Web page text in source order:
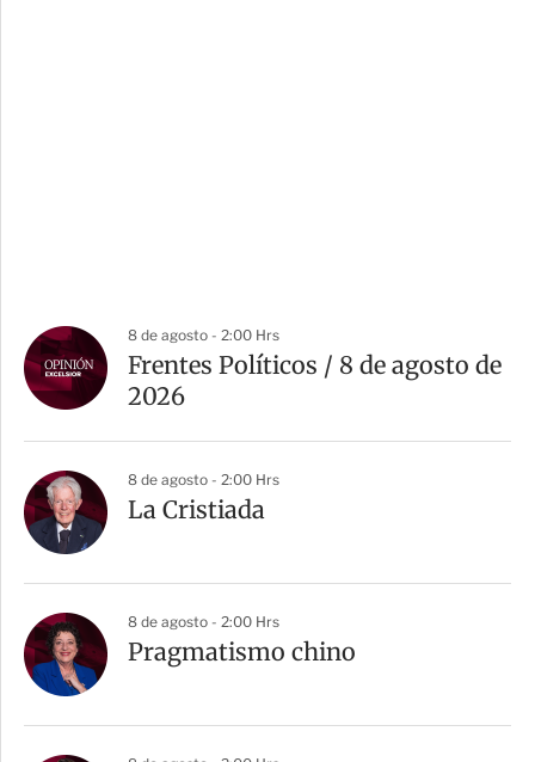
8 de agosto - 2:00 Hrs
Frentes Políticos / 8 de agosto de
2026
8 de agosto - 2:00 Hrs
La Cristiada
8 de agosto - 2:00 Hrs
Pragmatismo chino